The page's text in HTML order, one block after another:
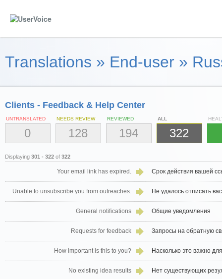
Translations » End-user »
Clients - Feedback & Help Center
UNTRANSLATED
0
NEEDS REVIEW
128
REVIEWED
194
ALL
322
Displaying 301 - 322 of 322
Your email link has expired. Срок действия вашей
Unable to unsubscribe you from outreaches. Не удалось отписать
General notifications Общие уведомления
Requests for feedback Запросы на обратную
How important is this to you? Насколько это важно
No existing idea results Нет существующих